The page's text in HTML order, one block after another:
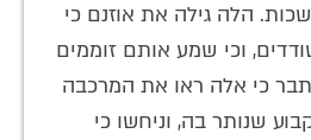
הלה גילה את אוזנם כי
וכי שמע אותם זוממים
כי אלה ראו את המרכבה
שנותר בה, וניחשו כי